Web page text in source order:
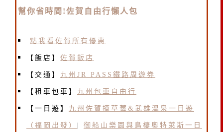
幫你省時間!佐賀自由行懶人包
點我看佐賀所有優惠
【 飯店 】 佐賀飯店
【交通】 九州JR PASS鐵路周遊券
【租車包車】 九州包車自由行
【一日遊】 九州佐賀摘草莓&武雄溫泉一日遊
（福岡出發） 御船山樂園與鳥棲奧特萊斯一日